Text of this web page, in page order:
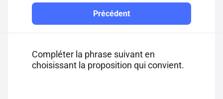
Précédent
Compléter la phrase suivant en
choisissant la proposition qui convient.